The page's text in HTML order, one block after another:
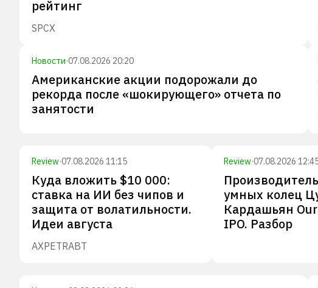
рейтинг
SPCX
Новости·07.08.2026 20:20
Американские акции подорожали до
рекорда после «шокирующего» отчета по
занятости
Review·07.08.2026 11:15
Куда вложить $10 000:
ставка на ИИ без чипов и
защита от волатильности.
Идеи августа
AXPETRABT
Review·07.08.2026
умных колец
Кардашьян
IPO. Разбор